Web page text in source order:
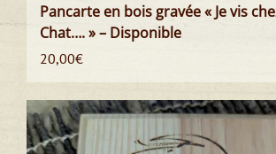
Pancarte en bois gravée « Je vis
Chat…. » – Disponible
20,00€